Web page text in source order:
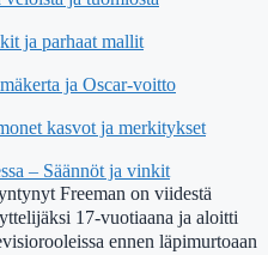
ja parhaat mallit
ja Oscar-voitto
kasvot ja merkitykset
– Säännöt ja vinkit
Freeman on viidestä
17-vuotiaana ja aloitti
ennen läpimurtoaan